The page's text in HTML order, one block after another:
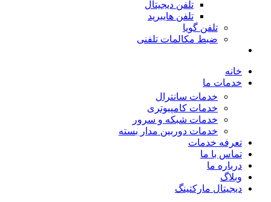
تلفن دیجیتال
تلفن هایبرید
تلفن گویا
ضبط مکالمات تلفنی
خانه
خدمات ما
خدمات سانترال
خدمات کامپیوتری
خدمات شبکه و سرور
خدمات دوربین مدار بسته
تعرفه خدمات
تماس با ما
درباره ما
وبلاگ
دیجیتال مارکتینگ